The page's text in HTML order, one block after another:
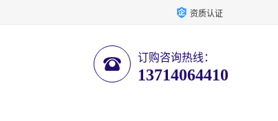
资质认证
订购咨询热线：
13714064410